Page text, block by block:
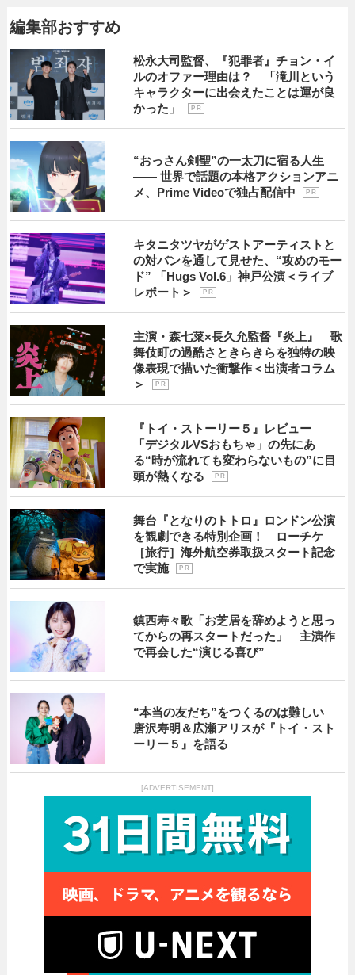
編集部おすすめ
松永大司監督、『犯罪者』チョン・イ
ルのオファー理由は？ 「滝川という
キャラクターに出会えたことは運が良
かった」
P R
“おっさん剣聖”の一太刀に宿る人生
―― 世界で話題の本格アクションアニ
メ、Prime Videoで独占配信中
P R
キタニタツヤがゲストアーティストと
の対バンを通して見せた、“攻めのモー
ド” 「Hugs Vol.6」神戸公演＜ライブ
レポート＞
P R
主演・森七菜×長久允監督『炎上』 歌
舞伎町の過酷さときらきらを独特の映
像表現で描いた衝撃作＜出演者コラム
＞
P R
『トイ・ストーリー５』レビュー
「デジタルVSおもちゃ」の先にあ
る“時が流れても変わらないもの”に目
頭が熱くなる
P R
舞台『となりのトトロ』ロンドン公演
を観劇できる特別企画！ ローチケ
［旅行］海外航空券取扱スタート記念
で実施
P R
鎮西寿々歌「お芝居を辞めようと思っ
てからの再スタートだった」 主演作
で再会した“演じる喜び”
“本当の友だち”をつくるのは難しい
唐沢寿明＆広瀬アリスが『トイ・スト
ーリー５』を語る
[ADVERTISEMENT]